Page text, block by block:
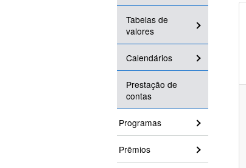
Tabelas de
valores
Calendários
Prestação de
contas
Programas
Prêmios